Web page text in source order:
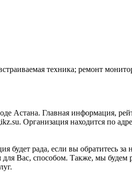
техника; ремонт
Астана. Главная информация,
Организация находится по
будет рада, если вы обратитесь
Вас, способом. Также, мы будем